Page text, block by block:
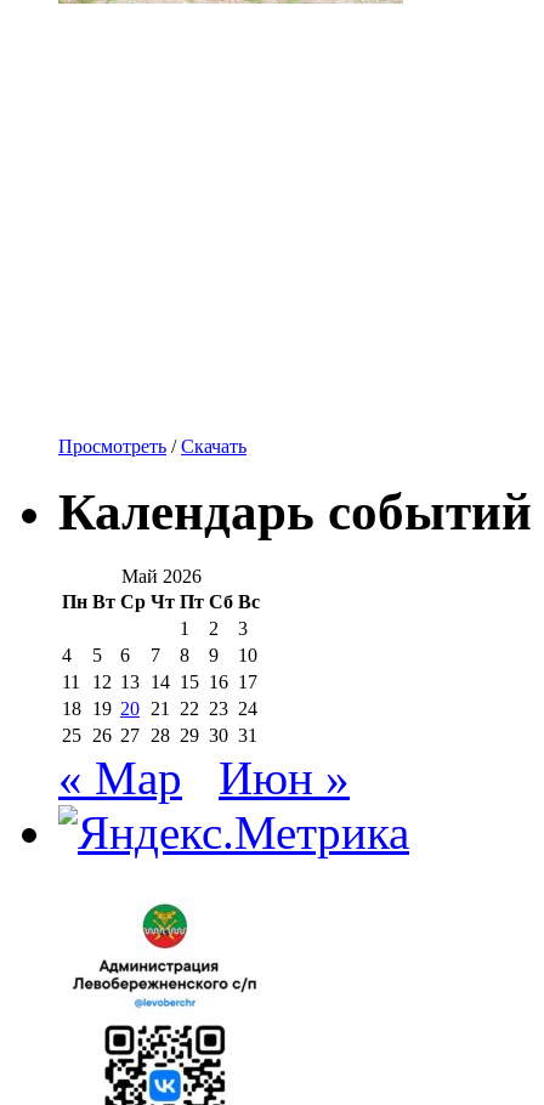
Просмотреть /Скачать
Календарь событий
Май 2026
Пн Вт Ср Чт Пт Сб Вс
1
2
3
4
5 6 7 8 9
10
11
12 13 14 15 16 17
18 19 20 21 22 23 24
25 26 27 28 29 30 31
« Мар Июн »